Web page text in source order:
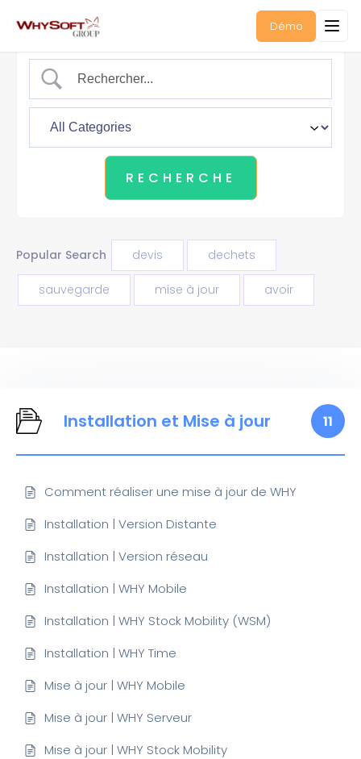
Démo
Popular Search devis dechets
sauvegarde mise à jour avoir
Installation et Mise à jour 11
Comment réaliser une mise à jour de WHY
Installation | Version Distante
Installation | Version réseau
Installation | WHY Mobile
Installation | WHY Stock Mobility (WSM)
Installation | WHY Time
Mise à jour | WHY Mobile
Mise à jour | WHY Serveur
Mise à jour | WHY Stock Mobility